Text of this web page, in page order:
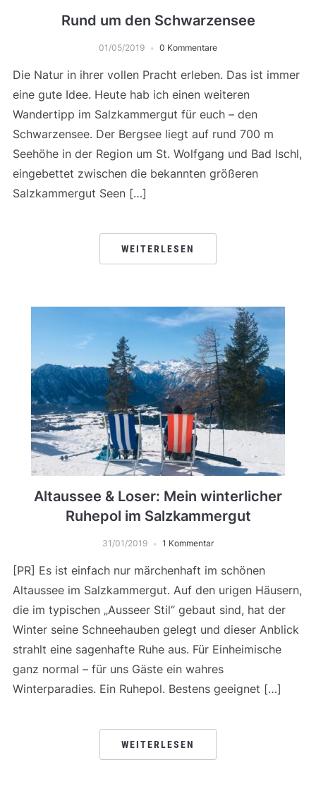
Rund um den Schwarzensee
01/05/2019 0 Kommentare
Die Natur in ihrer vollen Pracht erleben. Das ist immer
eine gute Idee. Heute hab ich einen weiteren
Wandertipp im Salzkammergut für euch – den
Schwarzensee. Der Bergsee liegt auf rund 700 m
Seehöhe in der Region um St. Wolfgang und Bad Ischl,
eingebettet zwischen die bekannten größeren
Salzkammergut Seen […]
WEITERLESEN
Altaussee & Loser: Mein winterlicher
Ruhepol im Salzkammergut
31/01/2019 1 Kommentar
[PR] Es ist einfach nur märchenhaft im schönen
Altaussee im Salzkammergut. Auf den urigen Häusern,
die im typischen „Ausseer Stil“ gebaut sind, hat der
Winter seine Schneehauben gelegt und dieser Anblick
strahlt eine sagenhafte Ruhe aus. Für Einheimische
ganz normal – für uns Gäste ein wahres
Winterparadies. Ein Ruhepol. Bestens geeignet […]
WEITERLESEN